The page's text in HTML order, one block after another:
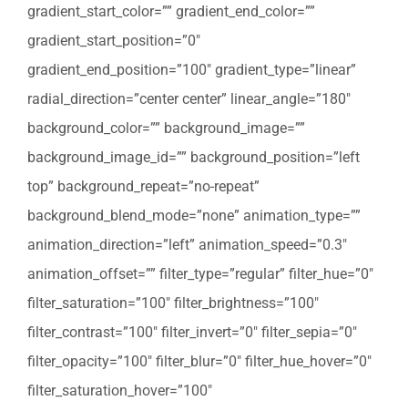
gradient_start_color=”” gradient_end_color=””
gradient_start_position=”0″
gradient_end_position=”100″ gradient_type=”linear”
radial_direction=”center center” linear_angle=”180″
background_color=”” background_image=””
background_image_id=”” background_position=”left
top” background_repeat=”no-repeat”
background_blend_mode=”none” animation_type=””
animation_direction=”left” animation_speed=”0.3″
animation_offset=”” filter_type=”regular” filter_hue=”0″
filter_saturation=”100″ filter_brightness=”100″
filter_contrast=”100″ filter_invert=”0″ filter_sepia=”0″
filter_opacity=”100″ filter_blur=”0″ filter_hue_hover=”0″
filter_saturation_hover=”100″